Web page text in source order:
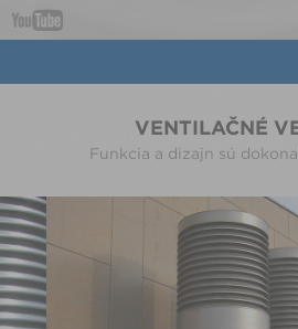
VENTILAČNÉ
Funkcia a dizajn sú